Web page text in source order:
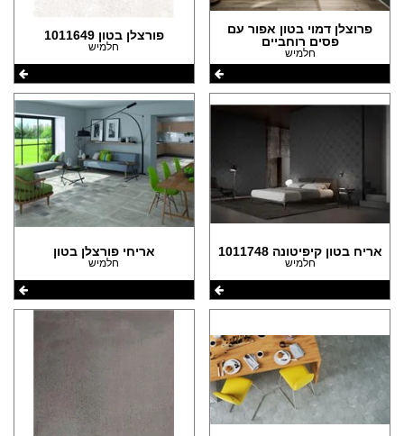
(2)
(2)
(1)
פרוצלן דמוי בטון אפור עם
פסים רוחביים
חלמיש
פורצלן בטון 1011649
חלמיש
אריח בטון קיפיטונה 1011748
חלמיש
אריחי פורצלן בטון
חלמיש
הצהרת נגישות